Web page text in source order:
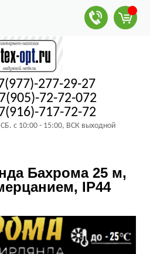
277-29-27
72-72-072
717-72-72
с 10:00 - 15:00, ВСК выходной
Бахрома 25 м,
IP44